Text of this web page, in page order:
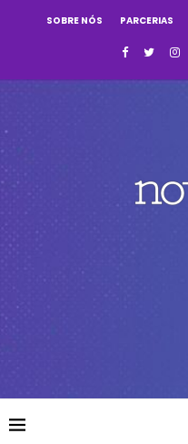
SOBRE NÓS PARCERIAS